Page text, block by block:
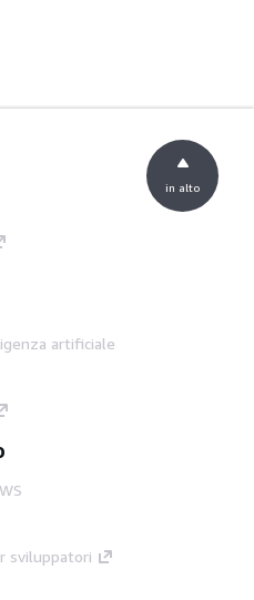
artificiale
sviluppatori
in alto